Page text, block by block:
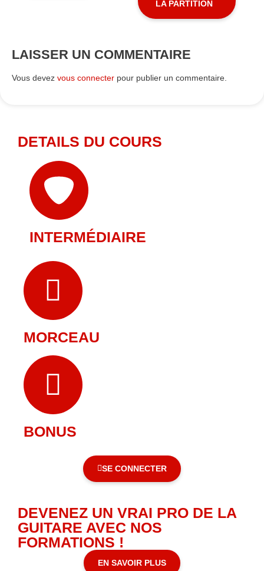
LA PARTITION
LAISSER UN COMMENTAIRE
Vous devez vous connecter pour publier un commentaire.
DETAILS DU COURS
INTERMÉDIAIRE
MORCEAU
BONUS
SE CONNECTER
DEVENEZ UN VRAI PRO DE LA
GUITARE AVEC NOS
FORMATIONS !
EN SAVOIR PLUS